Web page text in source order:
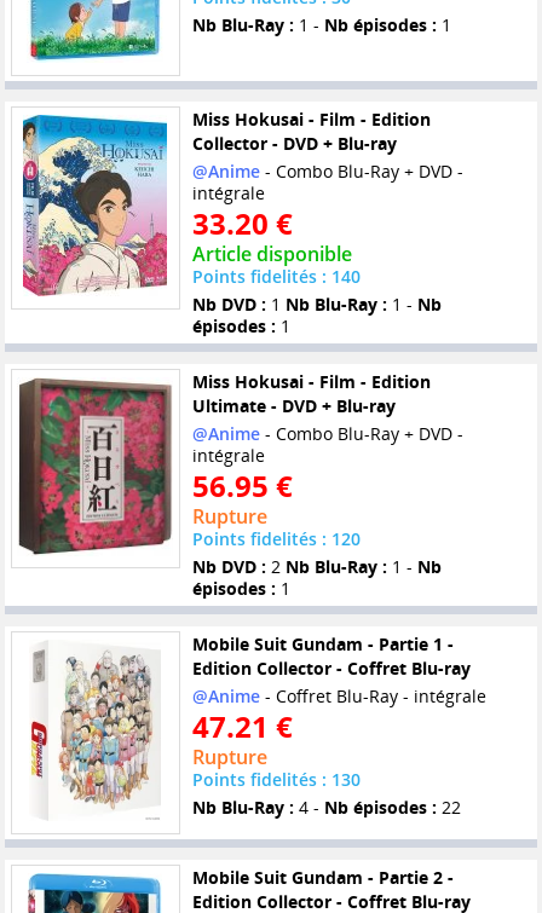
Nb Blu-Ray : 1 - Nb épisodes : 1
Miss Hokusai - Film - Edition
Collector - DVD + Blu-ray
@Anime- Combo Blu-Ray + DVD -
intégrale
33.20 €
Article disponible
Points fidelités : 140
Nb DVD : 1 Nb Blu-Ray : 1 - Nb
épisodes : 1
Miss Hokusai - Film - Edition
Ultimate - DVD + Blu-ray
@Anime- Combo Blu-Ray + DVD -
intégrale
56.95 €
Rupture
Points fidelités : 120
Nb DVD : 2 Nb Blu-Ray : 1 - Nb
épisodes : 1
Mobile Suit Gundam - Partie 1 -
Edition Collector - Coffret Blu-ray
@Anime- Coffret Blu-Ray - intégrale
47.21 €
Rupture
Points fidelités : 130
Nb Blu-Ray : 4 - Nb épisodes : 22
Mobile Suit Gundam - Partie 2 -
Edition Collector - Coffret Blu-ray